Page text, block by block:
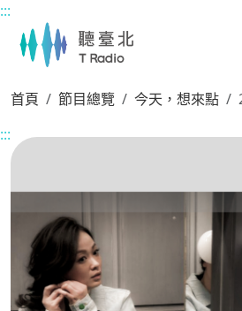
主要內容區塊
:::
首頁 節目總覽 今天，想來點
:::